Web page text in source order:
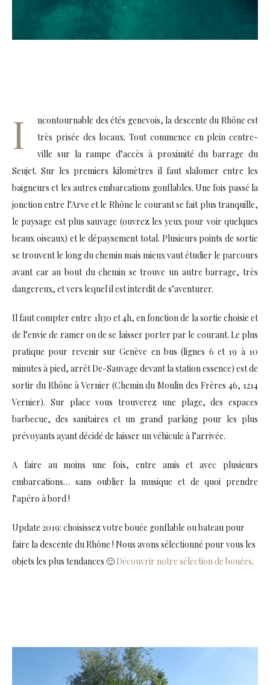
I
ncontournable des étés genevois, la descente du Rhône est
très prisée des locaux. Tout commence en plein centre-
ville sur la rampe d’accès à proximité du barrage du
Seujet. Sur les premiers kilomètres il faut slalomer entre les
baigneurs et les autres embarcations gonflables. Une fois passé la
jonction entre l’Arve et le Rhône le courant se fait plus tranquille,
le paysage est plus sauvage (ouvrez les yeux pour voir quelques
beaux oiseaux) et le dépaysement total. Plusieurs points de sortie
se trouvent le long du chemin mais mieux vaut étudier le parcours
avant car au bout du chemin se trouve un autre barrage, très
dangereux, et vers lequel il est interdit de s’aventurer.
Il faut compter entre 1h30 et 4h, en fonction de la sortie choisie et
de l’envie de ramer ou de se laisser porter par le courant. Le plus
pratique pour revenir sur Genève en bus (lignes 6 et 19 à 10
minutes à pied, arrêt De-Sauvage devant la station essence) est de
sortir du Rhône à Vernier (Chemin du Moulin des Frères 46, 1214
Vernier). Sur place vous trouverez une plage, des espaces
barbecue, des sanitaires et un grand parking pour les plus
prévoyants ayant décidé de laisser un véhicule à l’arrivée.
A faire au moins une fois, entre amis et avec plusieurs
embarcations… sans oublier la musique et de quoi prendre
l’apéro à bord !
Update 2019: choisissez votre bouée gonflable ou bateau pour
faire la descente du Rhône ! Nous avons sélectionné pour vous les
objets les plus tendances 🙂 Découvrir notre sélection de bouées.